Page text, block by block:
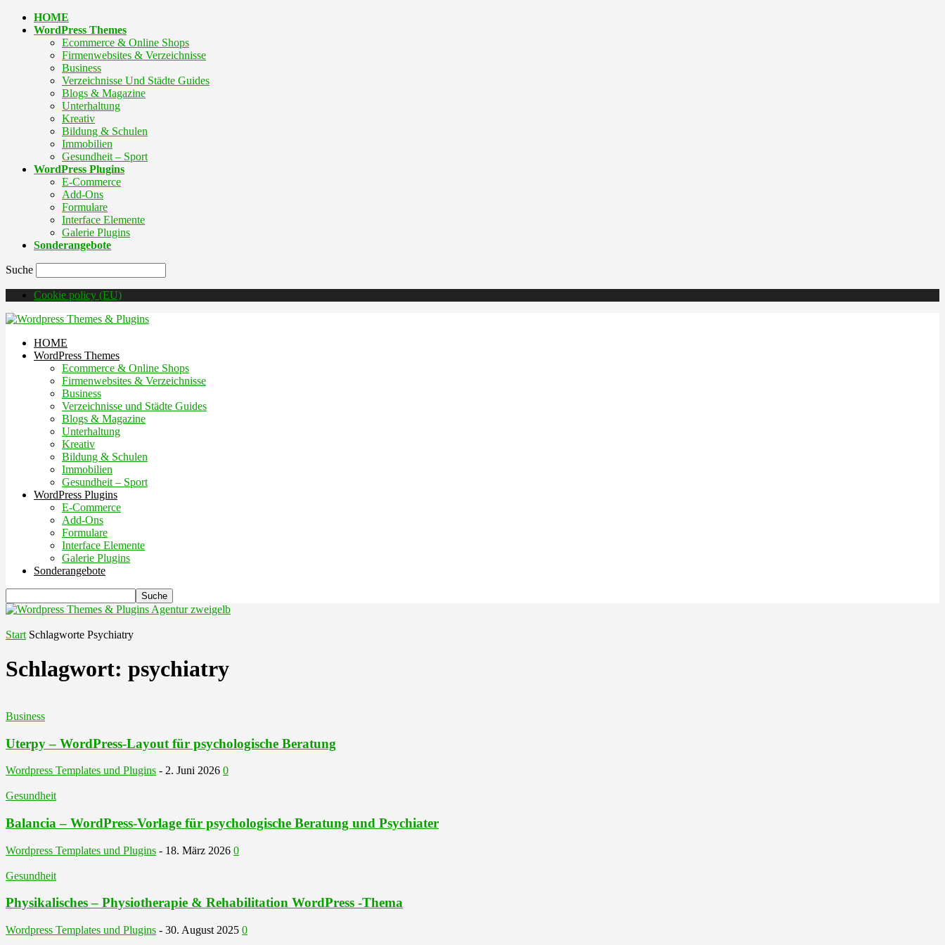
HOME
WordPress Themes
Ecommerce & Online Shops
Firmenwebsites & Verzeichnisse
Business
Verzeichnisse Und Städte Guides
Blogs & Magazine
Unterhaltung
Kreativ
Bildung & Schulen
Immobilien
Gesundheit – Sport
WordPress Plugins
E-Commerce
Add-Ons
Formulare
Interface Elemente
Galerie Plugins
Sonderangebote
Suche
Cookie policy (EU)
HOME
WordPress Themes
Ecommerce & Online Shops
Firmenwebsites & Verzeichnisse
Business
Verzeichnisse und Städte Guides
Blogs & Magazine
Unterhaltung
Kreativ
Bildung & Schulen
Immobilien
Gesundheit – Sport
WordPress Plugins
E-Commerce
Add-Ons
Formulare
Interface Elemente
Galerie Plugins
Sonderangebote
Agentur zweigelb
Start Schlagworte Psychiatry
Schlagwort: psychiatry
Business
Uterpy – WordPress-Layout für psychologische Beratung
Wordpress Templates und Plugins - 2. Juni 2026 0
Gesundheit
Balancia – WordPress-Vorlage für psychologische Beratung und Psychiater
Wordpress Templates und Plugins - 18. März 2026 0
Gesundheit
Physikalisches – Physiotherapie & Rehabilitation WordPress -Thema
Wordpress Templates und Plugins - 30. August 2025 0